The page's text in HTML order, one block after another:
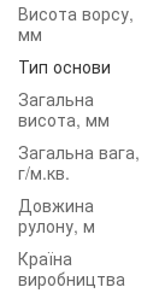
Висота ворсу,
мм
Тип основи
Загальна
висота, мм
Загальна вага,
г/м.кв.
Довжина
рулону, м
Країна
виробництва